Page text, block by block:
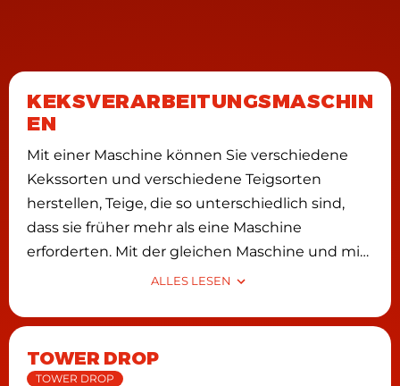
KEKSVERARBEITUNGSMASCHIN
EN
Mit einer Maschine können Sie verschiedene
Kekssorten und verschiedene Teigsorten
herstellen, Teige, die so unterschiedlich sind,
dass sie früher mehr als eine Maschine
erforderten. Mit der gleichen Maschine und mit
dem gleichen Kopf ist es möglich, Kekse mit
aufgeschlagenen Teigen oder mit Wire cut
system herzustellen. Durch den Wechsel der
Düsen oder Extrusionsformen des Kekseteigs
ALLES LESEN
TOWER DROP
TOWER DROP